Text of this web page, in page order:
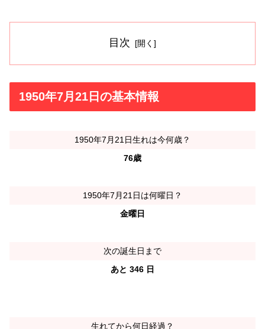
目次
1950年7月21日の基本情報
1950年7月21日生れは今何歳？
76歳
1950年7月21日は何曜日？
金曜日
次の誕生日まで
あと 346 日
生れてから何日経過？